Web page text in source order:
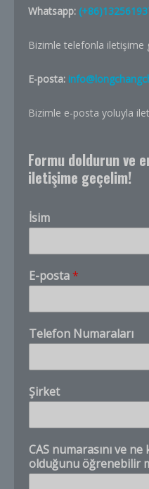
Whatsapp:
Bizimle telefonla iletişime
E-posta:
Bizimle e-posta yoluyla
Formu doldurun ve
iletişime geçelim!
İsim
y
o
*
m
i
?
E-posta *
Telefon Numaraları
Şirket
CAS numarasını ve
olduğunu öğrenebilir
Customer Service